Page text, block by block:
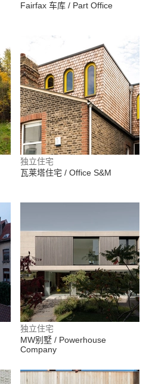
Fairfax 车库 / Part Office
独立住宅
瓦莱塔住宅 / Office S&M
独立住宅
MW别墅 / Powerhouse
Company